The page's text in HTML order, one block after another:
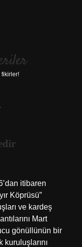
fikirler!
itibaren
Köprüsü”
ve kardeş
Mart
gönüllünün bir